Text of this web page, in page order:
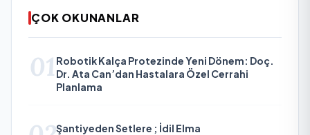
ÇOK OKUNANLAR
01 Robotik Kalça Protezinde Yeni Dönem: Doç.
Dr. Ata Can’dan Hastalara Özel Cerrahi
Planlama
Şantiyeden Setlere ; İdil Elma